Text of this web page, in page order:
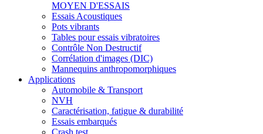
MOYEN D'ESSAIS
Essais Acoustiques
Pots vibrants
Tables pour essais vibratoires
Contrôle Non Destructif
Corrélation d'images (DIC)
Mannequins anthropomorphiques
Applications
Automobile & Transport
NVH
Caractérisation, fatigue & durabilité
Essais embarqués
Crash test